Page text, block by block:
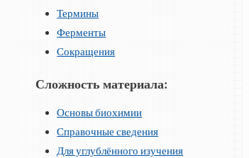
Термины
Ферменты
Сокращения
Сложность материала:
Основы биохимии
Справочные сведения
Для углублённого изучения